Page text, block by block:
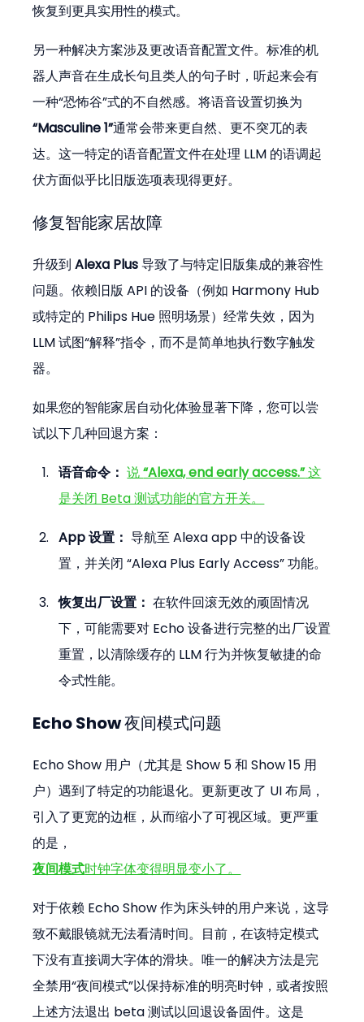
恢复到更具实用性的模式。
另一种解决方案涉及更改语音配置文件。标准的机
器人声音在生成长句且类人的句子时，听起来会有
一种“恐怖谷”式的不自然感。将语音设置切换为
“Masculine 1”通常会带来更自然、更不突兀的表
达。这一特定的语音配置文件在处理 LLM 的语调起
伏方面似乎比旧版选项表现得更好。
修复智能家居故障
升级到 Alexa Plus 导致了与特定旧版集成的兼容性
问题。依赖旧版 API 的设备（例如 Harmony Hub
或特定的 Philips Hue 照明场景）经常失效，因为
LLM 试图“解释”指令，而不是简单地执行数字触发
器。
如果您的智能家居自动化体验显著下降，您可以尝
试以下几种回退方案：
语音命令： 说 “Alexa, end early access.” 这
是关闭 Beta 测试功能的官方开关。
App 设置： 导航至 Alexa app 中的设备设
置，并关闭 “Alexa Plus Early Access” 功能。
恢复出厂设置： 在软件回滚无效的顽固情况
下，可能需要对 Echo 设备进行完整的出厂设置
重置，以清除缓存的 LLM 行为并恢复敏捷的命
令式性能。
Echo Show 夜间模式问题
Echo Show 用户（尤其是 Show 5 和 Show 15 用
户）遇到了特定的功能退化。更新更改了 UI 布局，
引入了更宽的边框，从而缩小了可视区域。更严重
的是，
夜间模式时钟字体变得明显变小了。
对于依赖 Echo Show 作为床头钟的用户来说，这导
致不戴眼镜就无法看清时间。目前，在该特定模式
下没有直接调大字体的滑块。唯一的解决方法是完
全禁用“夜间模式”以保持标准的明亮时钟，或者按照
上述方法退出 beta 测试以回退设备固件。这是